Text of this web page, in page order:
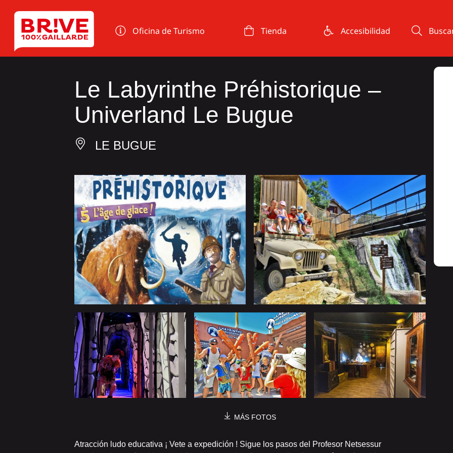
Oficina de Turismo Tienda Accesibilidad
Le Labyrinthe Préhistorique –
Univerland Le Bugue
LE BUGUE
MÁS FOTOS
Atracción ludo educativa ¡ Vete a expedición ! Sigue los pasos del Profesor Netsessur